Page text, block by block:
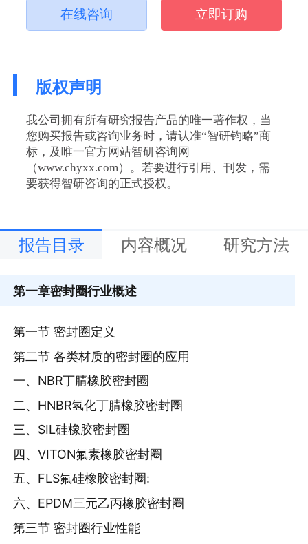
在线咨询 立即订购
版权声明
我公司拥有所有研究报告产品的唯一著作权，当
您购买报告或咨询业务时，请认准“智研钧略”商
标，及唯一官方网站智研咨询网
（www.chyxx.com）。若要进行引用、刊发，需
要获得智研咨询的正式授权。
报告目录 内容概况 研究方法
第一章密封圈行业概述
第一节 密封圈定义
第二节 各类材质的密封圈的应用
一、NBR丁腈橡胶密封圈
二、HNBR氢化丁腈橡胶密封圈
三、SIL硅橡胶密封圈
四、VITON氟素橡胶密封圈
五、FLS氟硅橡胶密封圈:
六、EPDM三元乙丙橡胶密封圈
第三节 密封圈行业性能